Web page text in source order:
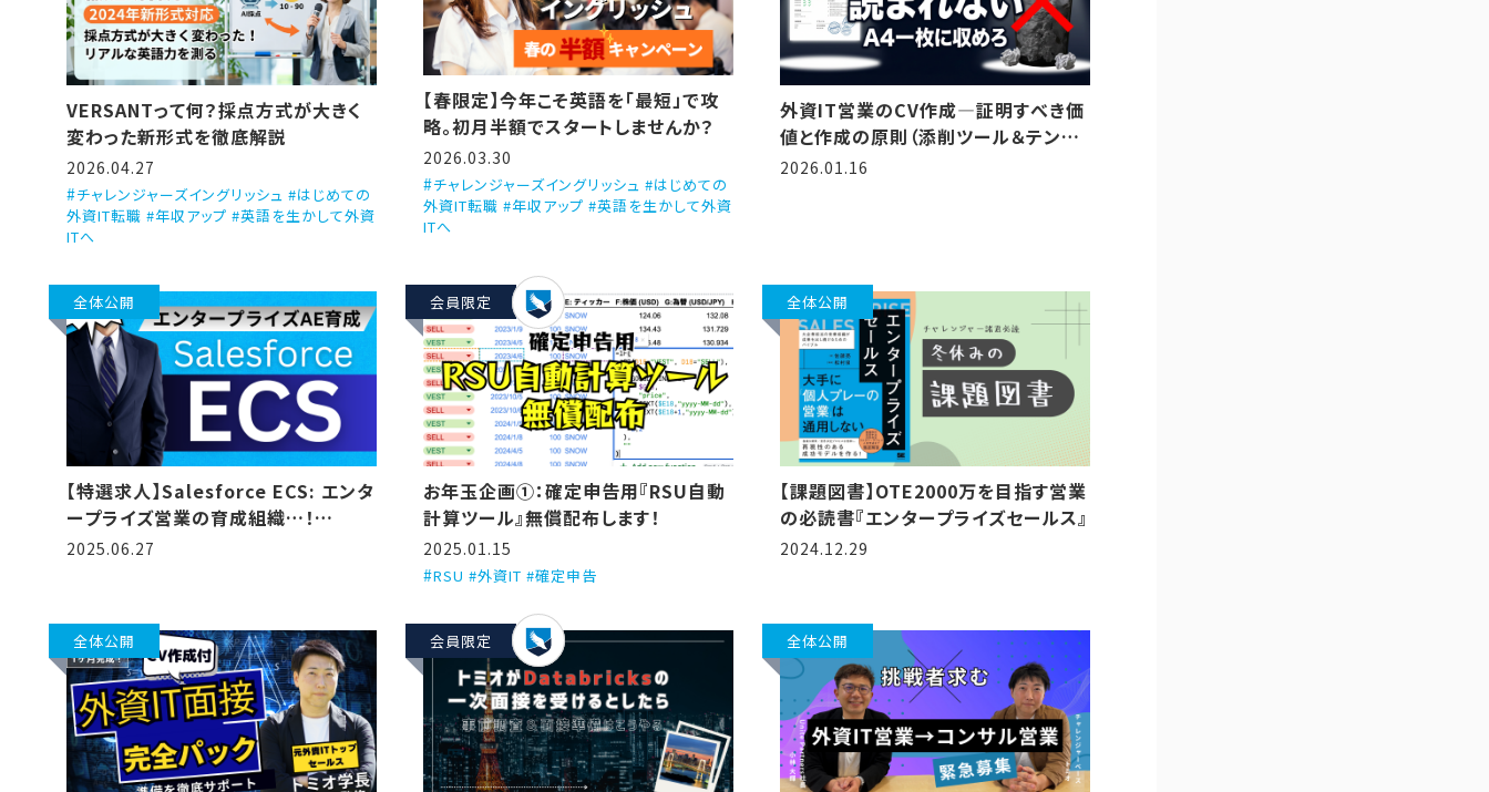
VERSANTって何？採点方式が大きく
変わった新形式を徹底解説
2026.04.27
チャレンジャーズイングリッシュ #はじめての
外資IT転職 #年収アップ #英語を生かして外資
ITへ
【春限定】今年こそ英語を「最短」で攻
略。初月半額でスタートしませんか？
2026.03.30
チャレンジャーズイングリッシュ #はじめての
外資IT転職 #年収アップ #英語を生かして外資
ITへ
外資IT営業のCV作成―証明すべき価
値と作成の原則（添削ツール＆テンプ
レート付き）
2026.01.16
全体公開
【特選求人】Salesforce ECS: エンタ
ープライズ営業の育成組織…！
(2025/6/27更新)
2025.06.27
会員限定
お年玉企画①：確定申告用『RSU自動
計算ツール』無償配布します！
2025.01.15
RSU #外資IT #確定申告
全体公開
【課題図書】OTE2000万を目指す営業
の必読書『エンタープライズセールス』
2024.12.29
全体公開 会員限定 全体公開